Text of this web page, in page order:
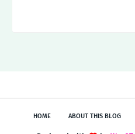
HOME ABOUT THIS BLOG